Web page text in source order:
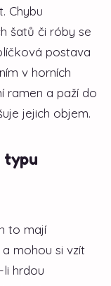
Chybu
šatů či róby se
postava
v horních
ramen a paží do
jejich objem.
typu
to mají
mohou si vzít
li hrdou